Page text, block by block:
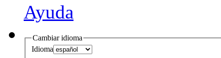
Ayuda
Cambiar idioma
Idioma